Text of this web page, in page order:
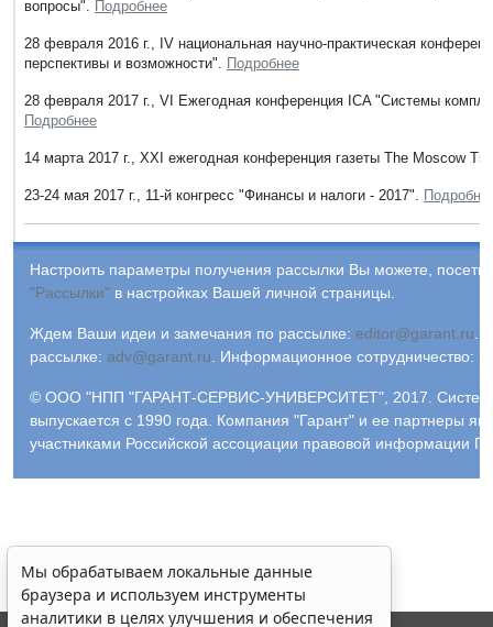
вопросы". Подробнее
28 февраля 2016 г., IV национальная научно-практическая
перспективы и возможности". Подробнее
28 февраля 2017 г., VI Ежегодная конференция ICA "Системы
Подробнее
14 марта 2017 г., XХI ежегодная конференция газеты The Moscow
23-24 мая 2017 г., 11-й конгресс "Финансы и налоги - 2017".
Настроить параметры получения рассылки Вы можете,
"Рассылки" в настройках Вашей личной страницы.
Ждем Ваши идеи и замечания по рассылке: editor@garant.ru
рассылке: adv@garant.ru Информационное сотрудничество:
© ООО "НПП "ГАРАНТ-СЕРВИС-УНИВЕРСИТЕТ", 2017.
выпускается с 1990 года. Компания "Гарант" и ее партнеры
участниками Российской ассоциации правовой информации
Мы обрабатываем локальные данные
браузера и используем инструменты
аналитики в целях улучшения и обеспечения